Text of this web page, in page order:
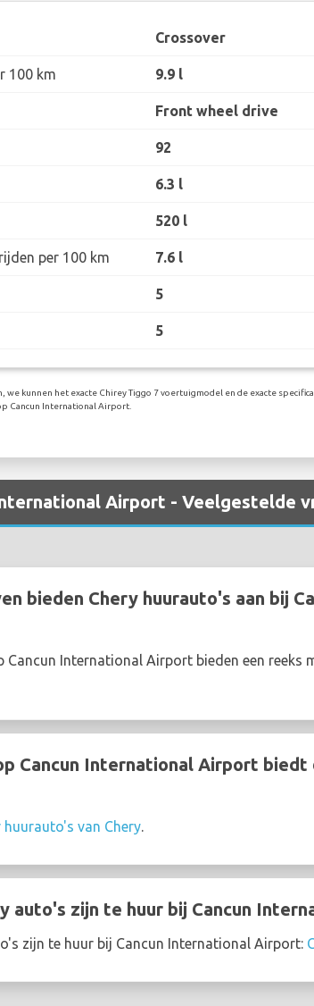
Crossover
100 km 9.9 l
Front wheel drive
92
6.3 l
520 l
per 100 km 7.6 l
5
5
kunnen het exacte Chirey Tiggo 7 voertuigmodel en de exacte
Cancun International Airport.
Airport - Veelgestelde
bieden Chery huurauto's aan bij
International Airport bieden een reeks
Cancun International Airport biedt
van Chery.
auto's zijn te huur bij Cancun
zijn te huur bij Cancun International Airport: